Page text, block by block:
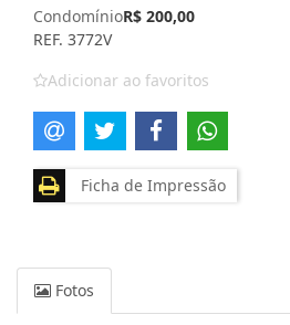
CondomínioR$ 200,00
REF. 3772V
Adicionar ao favoritos
Ficha de Impressão
Fotos